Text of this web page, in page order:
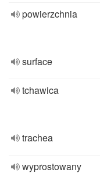
powierzchnia
surface
tchawica
trachea
wyprostowany